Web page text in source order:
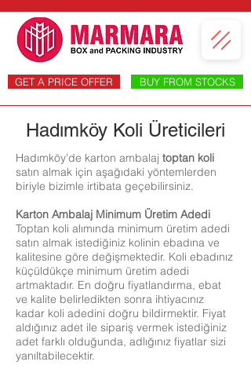
GET A PRICE OFFER BUY FROM STOCKS
Hadımköy Koli Üreticileri
Hadımköy'de karton ambalaj toptan koli
satın almak için aşağıdaki yöntemlerden
biriyle bizimle irtibata geçebilirsiniz.
Karton Ambalaj Minimum Üretim Adedi
Toptan koli alımında minimum üretim adedi
satın almak istediğiniz kolinin ebadına ve
kalitesine göre değişmektedir. Koli ebadınız
küçüldükçe minimum üretim adedi
artmaktadır. En doğru fiyatlandırma, ebat
ve kalite belirledikten sonra ihtiyacınız
kadar koli adedini doğru bildirmektir. Fiyat
aldığınız adet ile sipariş vermek istediğiniz
adet farklı olduğunda, adlığınız fiyatlar sizi
yanıltabilecektir.